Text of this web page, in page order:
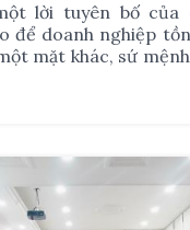
lời tuyên bố của
để doanh nghiệp
mặt khác, sứ mệnh